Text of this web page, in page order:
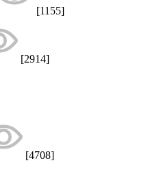
[1155]
[2914]
[4708]